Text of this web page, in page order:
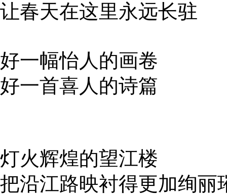
让春天在这里永远长驻
好一幅怡人的画卷
好一首喜人的诗篇
灯火辉煌的望江楼
把沿江路映衬得更加绚丽